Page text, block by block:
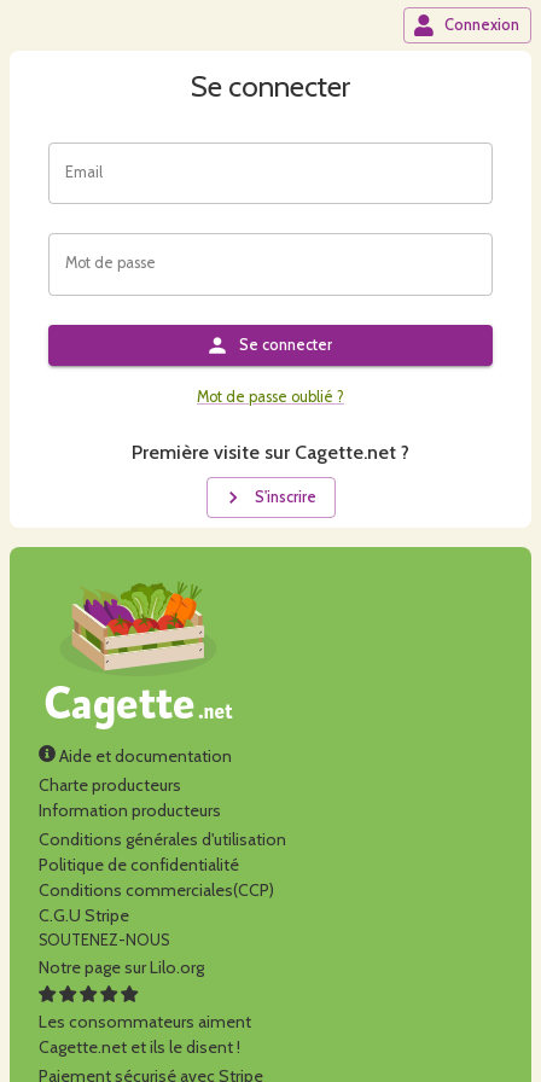
Connexion
Se connecter
Email
Mot de passe
Se connecter
Mot de passe oublié ?
Première visite sur Cagette.net ?
S'inscrire
Aide et documentation
Charte producteurs
Information producteurs
Conditions générales d'utilisation
Politique de confidentialité
Conditions commerciales(CCP)
C.G.U Stripe
SOUTENEZ-NOUS
Notre page sur Lilo.org
Les consommateurs aiment
Cagette.net et ils le disent !
Paiement sécurisé avec Stripe